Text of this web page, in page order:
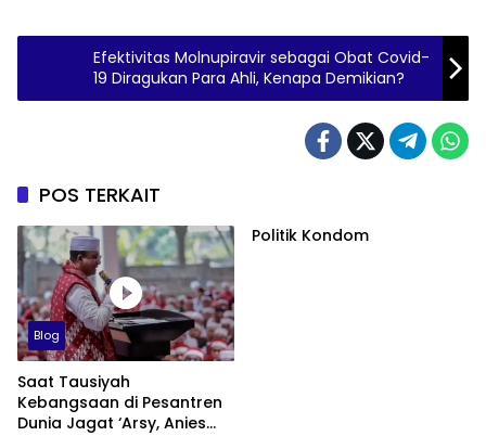
Efektivitas Molnupiravir sebagai Obat Covid-
19 Diragukan Para Ahli, Kenapa Demikian?
POS TERKAIT
Blog
Saat Tausiyah
Kebangsaan di Pesantren
Dunia Jagat ‘Arsy, Anies
Politik Kondom